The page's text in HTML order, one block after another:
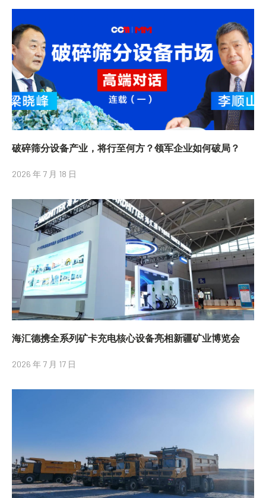
破碎筛分设备产业，将行至何方？领军企业如何破局？
2026 年 7 月 18 日
海汇德携全系列矿卡充电核心设备亮相新疆矿业博览会
2026 年 7 月 17 日